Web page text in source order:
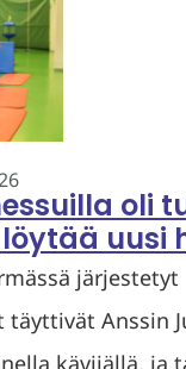
oli
uusi
järjestetyt
täyttivät Anssin